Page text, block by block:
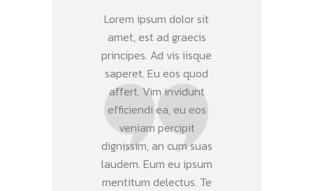
Lorem ipsum dolor sit
amet, est ad graecis
principes. Ad vis iisque
saperet. Eu eos quod
affert. Vim invidunt
efficiendi ea, eu eos
veniam percipit
dignissim, an cum suas
laudem. Eum eu ipsum
mentitum delectus. Te